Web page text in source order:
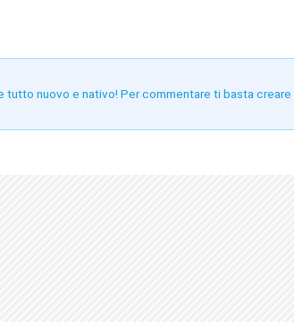
tutto nuovo e nativo! Per commentare ti basta